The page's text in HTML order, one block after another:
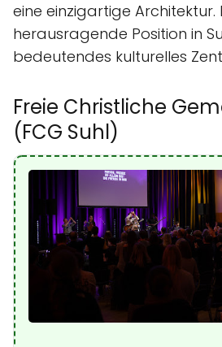
eine einzigartige Architektur.
herausragende Position in
bedeutendes kulturelles
Freie Christliche
(FCG Suhl)